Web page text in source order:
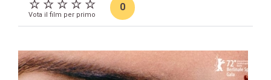
Vota il film per primo
0